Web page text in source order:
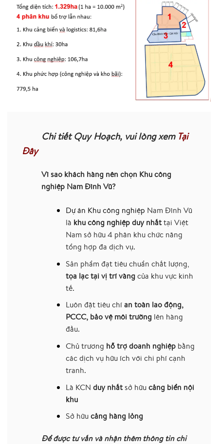
Chi tiết Quy Hoạch, vui lòng xem Tại
Đây
Vì sao khách hàng nên chọn Khu công
nghiệp Nam Đình Vũ?
Dự án Khu công nghiệp Nam Đình Vũ
là khu công nghiệp duy nhấttại Việt
Nam sở hữu 4 phân khu chức năng
tổng hợp đa dịch vụ.
Sản phẩm đạt tiêu chuẩn chất lượng,
tọa lạc tại vị trí vàngcủa khu vực kinh
tế.
Luôn đặt tiêu chían toàn lao động,
PCCC, bảo vệ môi trườnglên hàng
đầu.
Chủ trương hỗ trợ doanh nghiệpbằng
các dịch vụ hữu ích với chi phí cạnh
tranh.
Là KCN duy nhấtsở hữucảng biển nội
khu
Sở hữucảng hàng lỏng
Để được tư vấn và nhận thêm thông tin chi